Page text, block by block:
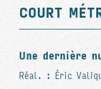
COURT
Une dernière
Réal. : Éric